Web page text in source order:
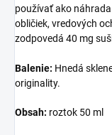
používať ako
obličiek, vredových
zodpovedá 40 mg
Balenie: Hnedá
originality.
Obsah: roztok 50 ml